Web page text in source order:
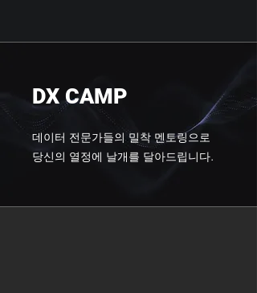
DX CAMP
데이터 전문가들의 밀착 멘토링으로
당신의 열정에 날개를 달아드립니다.